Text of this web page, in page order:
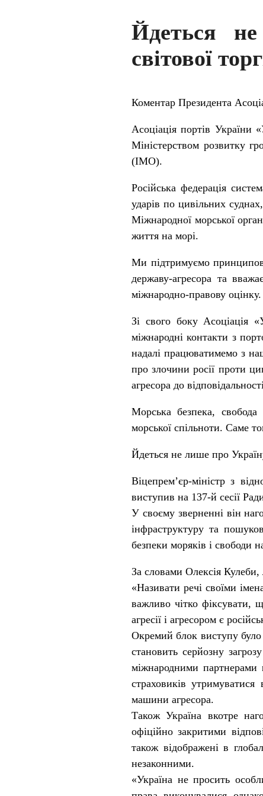
Йдеться
світової
Коментар Президента
Асоціація портів України
Міністерством розвитку
(IMO).
Російська федерація
ударів по цивільних
Міжнародної морської
життя на морі.
Ми підтримуємо
державу-агресора та
міжнародно-правову оцінку.
Зі свого боку Асоціація
міжнародні контакти з
надалі працюватимемо з
про злочини росії проти
агресора до
Морська безпека, свобода
морської спільноти. Саме
Йдеться не лише про
Віцепрем’єр-міністр з
виступив на 137-й сесії
У своєму зверненні він
інфраструктуру та
безпеки моряків і свободи
За словами Олексія Кулеби,
«Називати речі своїми
важливо чітко
агресії і агресором є
Окремий блок виступу було
становить серйозну
міжнародними партнерами
страховиків
машини агресора.
Також Україна вкотре
офіційно закритими
також відображені в
незаконними.
«Україна не просить